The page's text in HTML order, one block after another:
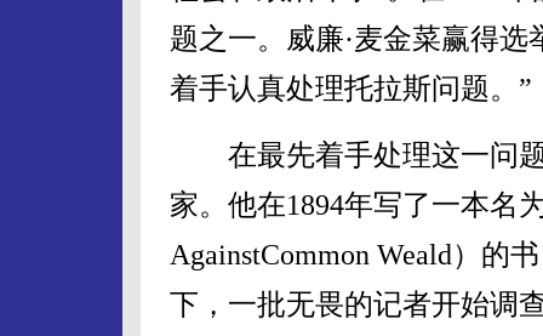
题之一。威廉·麦金菜赢得
着手认真处理托拉斯问题。”
在最先着手处理这一问题
家。他在1894年写了一本名
AgainstCommon Weald）的
下，一批无畏的记者开始调